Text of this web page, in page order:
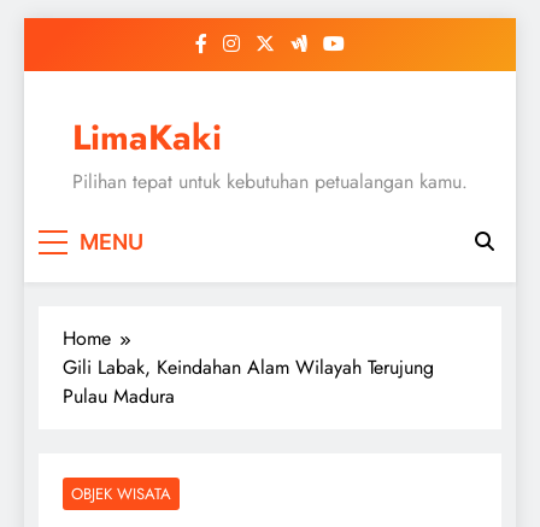
LimaKaki
Pilihan tepat untuk kebutuhan petualangan kamu.
MENU
Home
Gili Labak, Keindahan Alam Wilayah Terujung
Pulau Madura
OBJEK WISATA